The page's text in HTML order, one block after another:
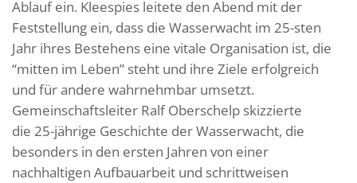
Ablauf ein. Kleespies leitete den Abend mit der
Feststellung ein, dass die Wasserwacht im 25-sten
Jahr ihres Bestehens eine vitale Organisation ist, die
“mitten im Leben” steht und ihre Ziele erfolgreich
und für andere wahrnehmbar umsetzt.
Gemeinschaftsleiter Ralf Oberschelp skizzierte
die 25-jährige Geschichte der Wasserwacht, die
besonders in den ersten Jahren von einer
nachhaltigen Aufbauarbeit und schrittweisen